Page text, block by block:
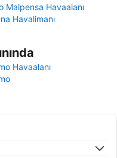
Malpensa Havaalanı
Havalimanı
Havaalanı